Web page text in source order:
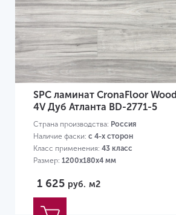
SPC ламинат CronaFloor Wood
4V Дуб Атланта BD-2771-5
Страна производства: Россия
Наличие фаски: с 4-х сторон
Класс применения: 43 класс
Размер: 1200х180х4 мм
1 625 руб. м2